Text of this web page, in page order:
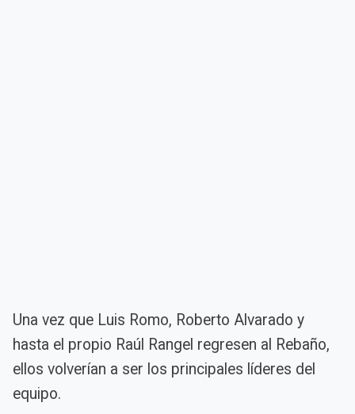
Una vez que Luis Romo, Roberto Alvarado y
hasta el propio Raúl Rangel regresen al Rebaño,
ellos volverían a ser los principales líderes del
equipo.